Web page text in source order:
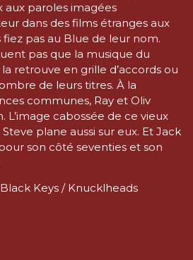
aux paroles imagées
dans des films étranges aux
fiez pas au Blue de leur nom.
pas que la musique du
retrouve en grille d’accords ou
de leurs titres. À la
communes, Ray et Oliv
L’image cabossée de ce vieux
plane aussi sur eux. Et Jack
son côté seventies et son
Keys / Knucklheads